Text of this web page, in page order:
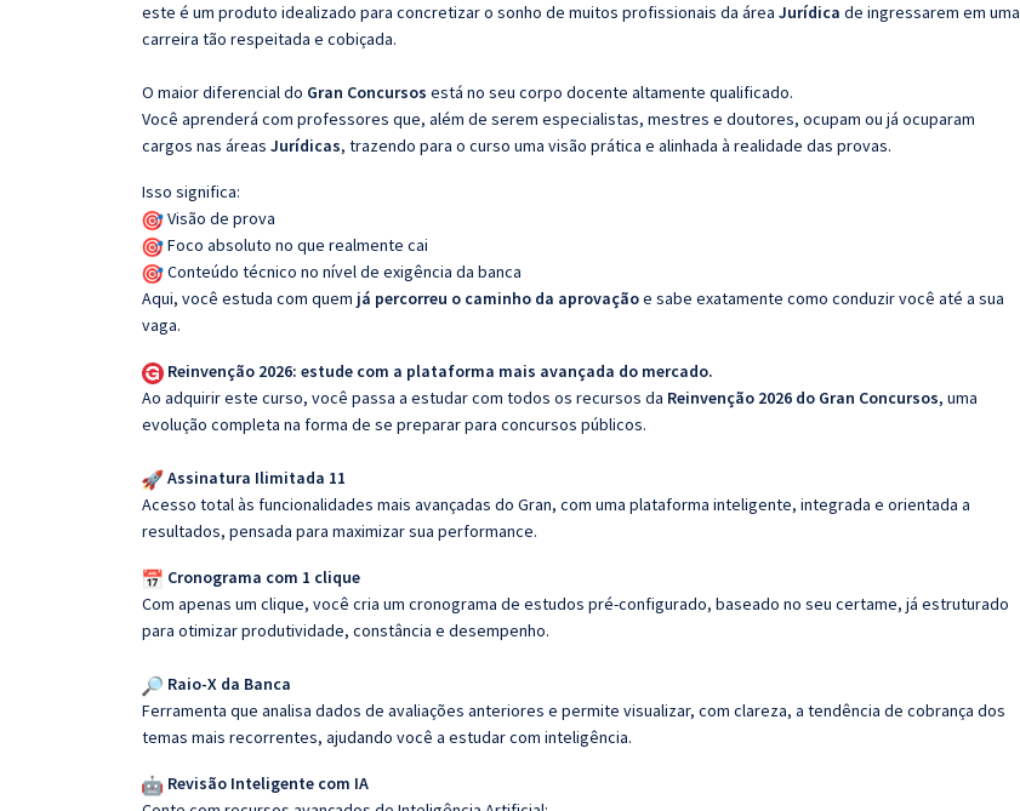
este é um produto idealizado para concretizar o sonho de muitos profissionais da área Jurídica de ingressarem em uma
carreira tão respeitada e cobiçada.
O maior diferencial do Gran Concursos está no seu corpo docente altamente qualificado.
Você aprenderá com professores que, além de serem especialistas, mestres e doutores, ocupam ou já ocuparam
cargos nas áreas Jurídicas, trazendo para o curso uma visão prática e alinhada à realidade das provas.
Isso significa:
Visão de prova
Foco absoluto no que realmente cai
Conteúdo técnico no nível de exigência da banca
Aqui, você estuda com quem já percorreu o caminho da aprovaçãoe sabe exatamente como conduzir você até a sua
vaga.
Reinvenção 2026: estude com a plataforma mais avançada do mercado.
Ao adquirir este curso, você passa a estudar com todos os recursos da Reinvenção 2026 do Gran Concursos, uma
evolução completa na forma de se preparar para concursos públicos.
Assinatura Ilimitada 11
Acesso total às funcionalidades mais avançadas do Gran, com uma plataforma inteligente, integrada e orientada a
resultados, pensada para maximizar sua performance.
Cronograma com 1 clique
Com apenas um clique, você cria um cronograma de estudos pré-configurado, baseado no seu certame, já estruturado
para otimizar produtividade, constância e desempenho.
Raio-X da Banca
Ferramenta que analisa dados de avaliações anteriores e permite visualizar, com clareza, a tendência de cobrança dos
temas mais recorrentes, ajudando você a estudar com inteligência.
Revisão Inteligente com IA